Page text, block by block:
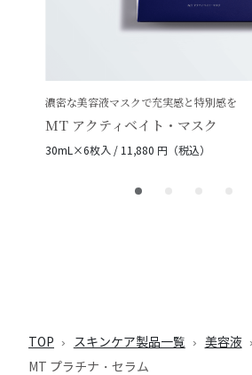
濃密な美容液マスクで充実感と特別感を
MT アクティベイト・マスク
30mL×6枚入 / 11,880 円（税込）
TOP スキンケア製品一覧
美容液
MT プラチナ・セラム